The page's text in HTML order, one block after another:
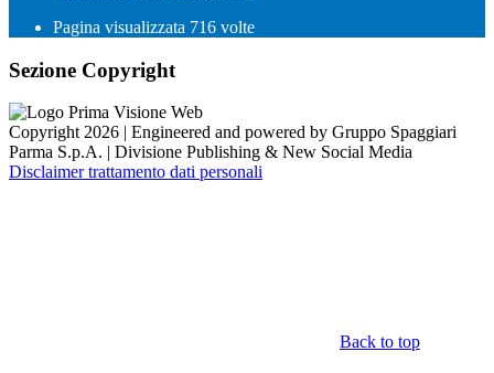
Pagina visualizzata 716 volte
Sezione Copyright
Copyright 2026 | Engineered and powered by Gruppo Spaggiari
Parma S.p.A. | Divisione Publishing & New Social Media
Disclaimer trattamento dati personali
Back to top